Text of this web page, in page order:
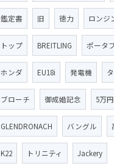
鑑定書 旧 徳力 ロンジ
トップ BREITLING ポータ
ホンダ EU18i 発電機
ブローチ 御成婚記念 5万
GLENDRONACH バングル
K22 トリニティ Jackery